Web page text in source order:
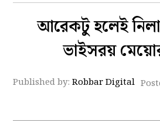
আরেকটু হলেই
ভাইসরয়
Published by:Robbar Digital